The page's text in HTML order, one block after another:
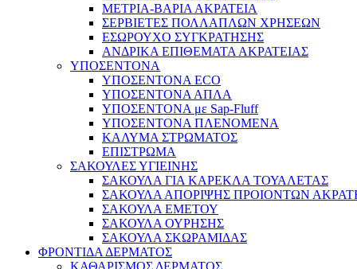
ΜΕΤΡΙΑ-ΒΑΡΙΑ ΑΚΡΑΤΕΙΑ
ΣΕΡΒΙΕΤΕΣ ΠΟΛΛΑΠΛΩΝ ΧΡΗΣΕΩΝ
ΕΣΩΡΟΥΧΟ ΣΥΓΚΡΑΤΗΣΗΣ
ΑΝΔΡΙΚΑ ΕΠΙΘΕΜΑΤΑ ΑΚΡΑΤΕΙΑΣ
ΥΠΟΣΕΝΤΟΝΑ
ΥΠΟΣΕΝΤΟΝΑ ECO
ΥΠΟΣΕΝΤΟΝΑ ΑΠΛΑ
ΥΠΟΣΕΝΤΟΝΑ με Sap-Fluff
ΥΠΟΣΕΝΤΟΝΑ ΠΛΕΝΟΜΕΝΑ
ΚΑΛΥΜΑ ΣΤΡΩΜΑΤΟΣ
ΕΠΙΣΤΡΩΜΑ
ΣΑΚΟΥΛΕΣ ΥΓΙΕΙΝΗΣ
ΣΑΚΟΥΛΑ ΓΙΑ ΚΑΡΕΚΛΑ ΤΟΥΑΛΕΤΑΣ
ΣΑΚΟΥΛΑ ΑΠΟΡΙΨΗΣ ΠΡΟΙΟΝΤΩΝ
ΣΑΚΟΥΛΑ ΕΜΕΤΟΥ
ΣΑΚΟΥΛΑ ΟΥΡΗΣΗΣ
ΣΑΚΟΥΛΑ ΣΚΩΡΑΜΙΔΑΣ
ΦΡΟΝΤΙΔΑ ΔΕΡΜΑΤΟΣ
ΚΑΘΑΡΙΣΜΟΣ ΔΕΡΜΑΤΟΣ